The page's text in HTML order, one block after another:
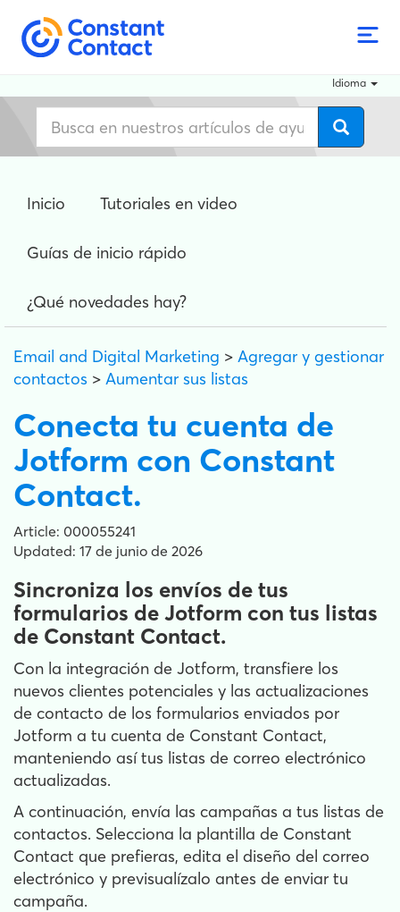
Idioma
Inicio Tutoriales en video
Guías de inicio rápido
¿Qué novedades hay?
Email and Digital Marketing > Agregar y gestionar
contactos > Aumentar sus listas
Conecta tu cuenta de
Jotform con Constant
Contact.
Article: 000055241
Updated: 17 de junio de 2026
Sincroniza los envíos de tus
formularios de Jotform con tus listas
de Constant Contact.
Con la integración de Jotform, transfiere los
nuevos clientes potenciales y las actualizaciones
de contacto de los formularios enviados por
Jotform a tu cuenta de Constant Contact,
manteniendo así tus listas de correo electrónico
actualizadas.
A continuación, envía las campañas a tus listas de
contactos. Selecciona la plantilla de Constant
Contact que prefieras, edita el diseño del correo
electrónico y previsualízalo antes de enviar tu
campaña.